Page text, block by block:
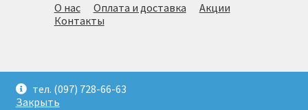
тел. (097) 728-66-63
Закрыть
О нас Оплата и доставка
Акции
Контакты
доставка и монтаж.(097)728-66-63. Киев 2026